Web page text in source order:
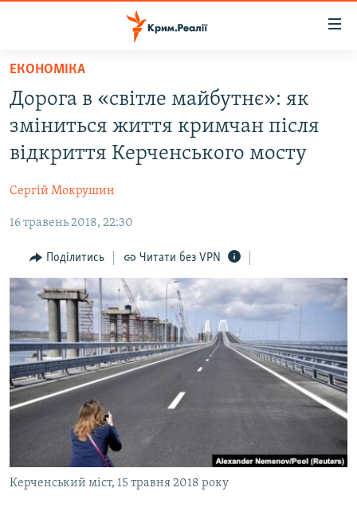
Перейти
основного
матеріалу
Перейти
до
основної
навігації
Перейти
пошуку
ВОДА.КРИМ
ВІДЕО ТА ФОТО
БЛОГИ
ПОГЛЯД
ІНТЕРВ'Ю
ВСЕ ЗА ДЕНЬ
СПЕЦПРОЕКТИ
ДЕПОРТАЦІЯ
ВІДЕОУРОКИ «ELIFBE»
СВІДЧЕННЯ ОКУПАЦІЇ
УКРАЇНСЬКА ПРОБЛЕМА КРИМУ
ІНФОГРАФІКА
ЯК ОБІЙТИ БЛОКУВАННЯ
Русский
Qırımtatar
ЕКОНОМІКА
Дорога в «світле майбутнє»: як
зміниться життя кримчан після
відкриття Керченського мосту
Сергій Мокрушин
16 травень 2018, 22:30
Поділитись Читати без VPN
Керченський міст, 15 травня 2018 року